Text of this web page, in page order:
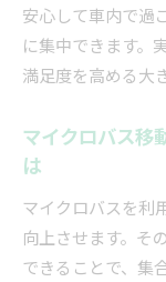
安心して車内で過
に集中できます。
満足度を高める大
マイクロバス移
は
マイクロバスを利
向上させます。そ
できることで、集